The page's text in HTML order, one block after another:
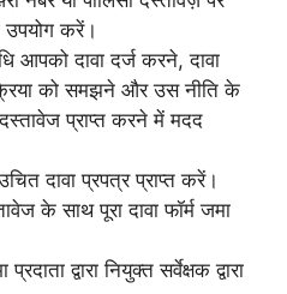
उपयोग करें।
आपको दावा दर्ज करने, दावा
को समझने और उस नीति के
प्राप्त करने में मदद
दावा प्रपत्र प्राप्त करें।
के साथ पूरा दावा फॉर्म जमा
द्वारा नियुक्त सर्वेक्षक द्वारा